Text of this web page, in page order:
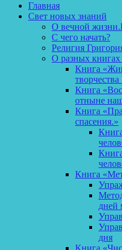
Главная
Свет новых знаний
О вечной
С чего начать?
Религия
О разных
Книга
Книга
отныне
Книга
спасения.»
Книга
дней
дня